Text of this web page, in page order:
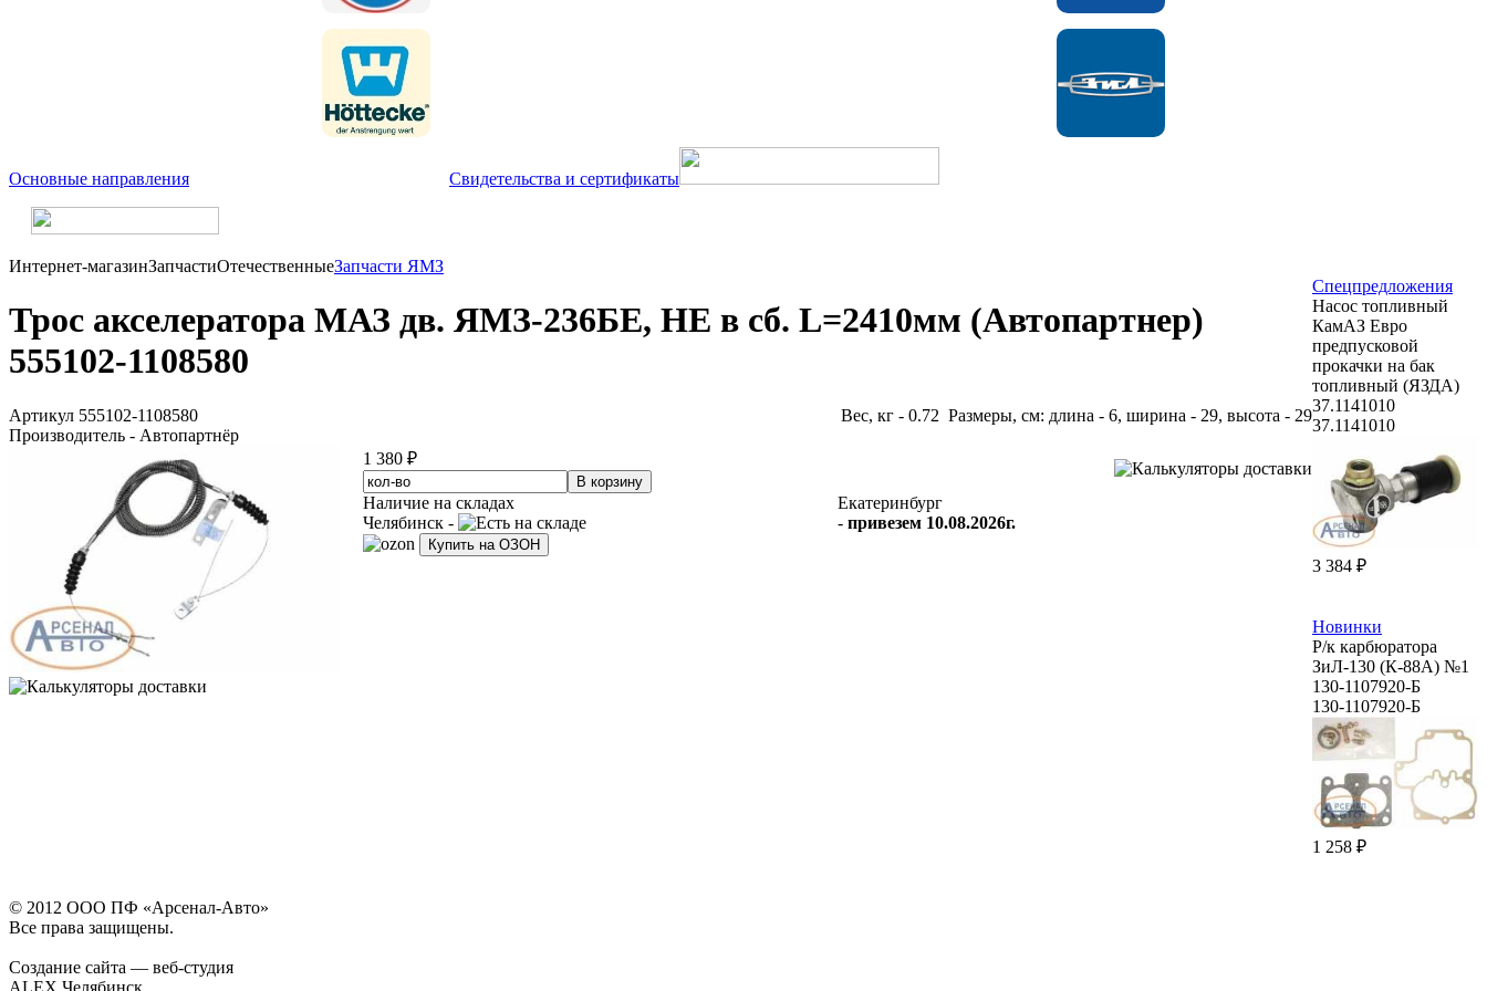
Основные направления Свидетельства и сертификаты
Интернет-магазинЗапчастиОтечественныеЗапчасти ЯМЗ
Трос акселератора МАЗ дв. ЯМЗ-236БЕ, НЕ в сб. L=2410мм (Автопартнер)
555102-1108580
Артикул 555102-1108580
Производитель - Автопартнёр
Вес, кг - 0.72 Размеры, см: длина - 6, ширина - 29, высота - 29
1 380 ₽
Наличие на складах
Челябинск -
Екатеринбург
- привезем 10.08.2026г.
Купить на ОЗОН
Спецпредложения
Насос топливный
КамАЗ Евро
предпусковой
прокачки на бак
топливный (ЯЗДА)
37.1141010
37.1141010
3 384 ₽
Новинки
Р/к карбюратора
ЗиЛ-130 (К-88А) №1
130-1107920-Б
130-1107920-Б
1 258 ₽
© 2012 ООО ПФ «Арсенал-Авто»
Все права защищены.
Создание сайта — веб-студия
ALEX Челябинск